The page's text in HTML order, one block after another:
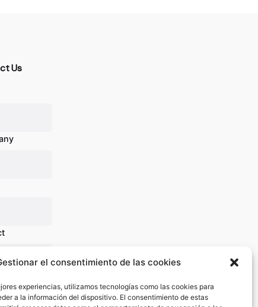
el consentimiento de las cookies
experiencias, utilizamos tecnologías como las cookies para
a la información del dispositivo. El consentimiento de estas
Us